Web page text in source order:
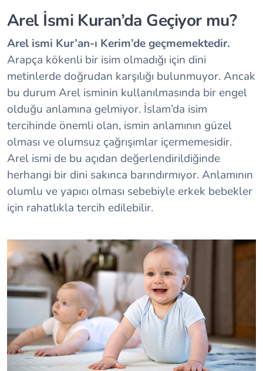
Arel İsmi Kuran’da Geçiyor mu?
Arel ismi Kur’an-ı Kerim’de geçmemektedir.
Arapça kökenli bir isim olmadığı için dini
metinlerde doğrudan karşılığı bulunmuyor. Ancak
bu durum Arel isminin kullanılmasında bir engel
olduğu anlamına gelmiyor. İslam’da isim
tercihinde önemli olan, ismin anlamının güzel
olması ve olumsuz çağrışımlar içermemesidir.
Arel ismi de bu açıdan değerlendirildiğinde
herhangi bir dini sakınca barındırmıyor. Anlamının
olumlu ve yapıcı olması sebebiyle erkek bebekler
için rahatlıkla tercih edilebilir.